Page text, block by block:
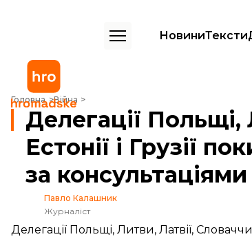
НовиниТексти
Головна Війна
Делегації Польщі, Литви, Латвії, Словаччини, Естонії і
Делегації Польщі,
Естонії і Грузії
за
Павло Калашник
Журналіст
Делегації Польщі, Литви, Латвії,